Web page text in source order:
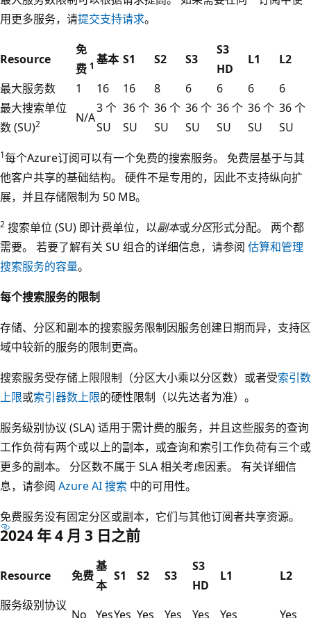
用更多服务，请提交支持请求。
Resource
免
费 1 基本 S1 S2 S3
S3
HD
L1
L2
最大服务数
1 16 16 8 6 6 6
6
最大搜索单位
数 (SU)2 N/A
3 个
SU
36 个
SU
36 个
SU
36 个
SU
36 个
SU
36 个
SU
36 个
SU
1每个Azure订阅可以有一个免费的搜索服务。 免费层基于与其
他客户共享的基础结构。 硬件不是专用的，因此不支持纵向扩
展，并且存储限制为 50 MB。
2 搜索单位 (SU) 即计费单位，以副本或分区形式分配。 两个都
需要。 若要了解有关 SU 组合的详细信息，请参阅 估算和管理
搜索服务的容量。
每个搜索服务的限制
存储、分区和副本的搜索服务限制因服务创建日期而异，支持区
域中较新的服务的限制更高。
搜索服务受存储上限限制（分区大小乘以分区数）或者受索引数
上限或索引器数上限的硬性限制（以先达者为准）。
服务级别协议 (SLA) 适用于需计费的服务，并且这些服务的查询
工作负荷有两个或以上的副本，或查询和索引工作负荷有三个或
更多的副本。 分区数不属于 SLA 相关考虑因素。 有关详细信
息，请参阅 Azure AI 搜索 中的可用性。
免费服务没有固定分区或副本，它们与其他订阅者共享资源。
2024 年 4 月 3 日之前
Resource 免费
基
本
S1 S2 S3
S3
HD
L1
L2
服务级别协议
No YesYes Yes Yes Yes Yes Yes